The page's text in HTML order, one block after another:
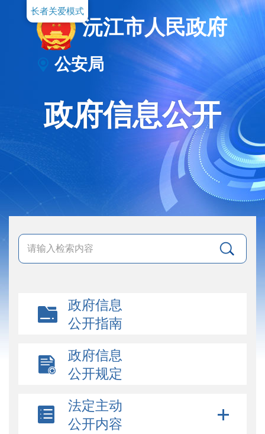
长者关爱模式
沅江市人民政府
公安局
政府信息公开
政府信息
公开指南
政府信息
公开规定
法定主动
公开内容